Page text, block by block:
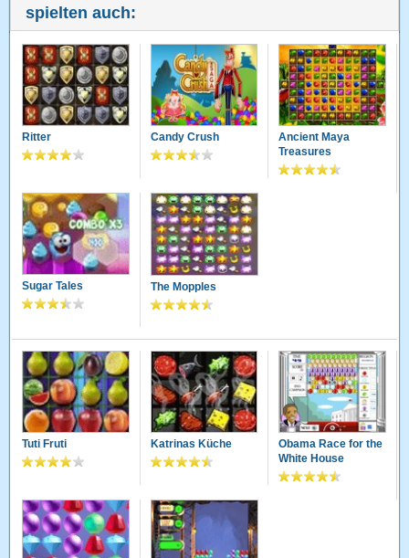
spielten auch:
Ritter Candy Crush
Ancient Maya
Treasures
Sugar Tales The Mopples
Tuti Fruti Katrinas Küche
Obama Race for the
White House